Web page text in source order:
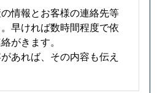
情報とお客様の連絡先等
早ければ数時間程度で依
がきます。
あれば、その内容も伝え